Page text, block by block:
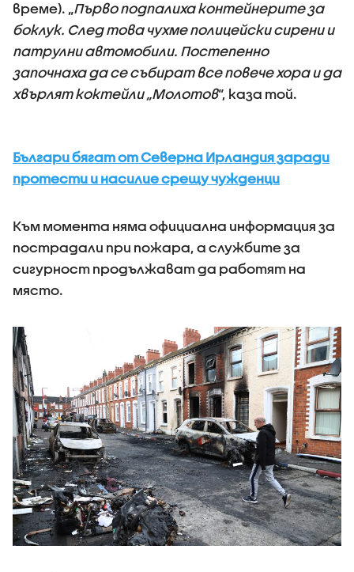
време). „Първо подпалиха контейнерите за
боклук. След това чухме полицейски сирени и
патрулни автомобили. Постепенно
започнаха да се събират все повече хора и да
хвърлят коктейли „Молотов“, каза той.
Българи бягат от Северна Ирландия заради
протести и насилие срещу чужденци
Към момента няма официална информация за
пострадали при пожара, а службите за
сигурност продължават да работят на
място.